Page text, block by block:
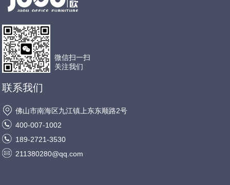
微信扫一扫
关注我们
联系我们
佛山市南海区九江镇上东东顺路2号
400-007-1002
189-2721-3530
211380280@qq.com